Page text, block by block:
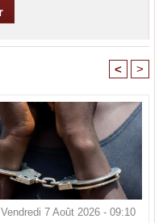
< >
Vendredi 7 Août 2026 - 09:10